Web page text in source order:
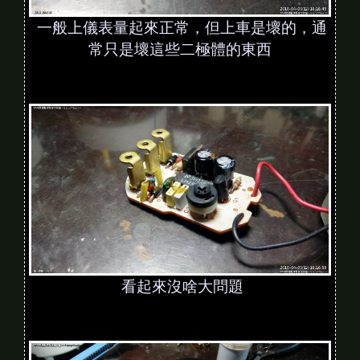
一般上儀表量起來正常，但上車是壞的，通
常只是壞這些二極體的東西
看起來沒啥大問題